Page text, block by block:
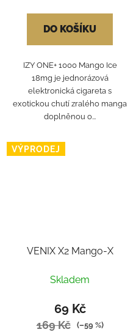
DO KOŠÍKU
IZY ONE+ 1000 Mango Ice
18mg je jednorázová
elektronická cigareta s
exotickou chutí zralého manga
doplněnou o...
VÝPRODEJ
VENIX X2 Mango-X
Skladem
69 Kč
169 Kč (–59 %)